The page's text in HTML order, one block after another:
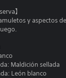
】
y aspectos
Maldición sellada
León blanco